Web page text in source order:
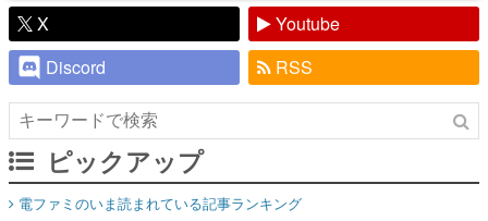
X
Youtube
Discord
RSS
ピックアップ
電ファミのいま読まれている記事ランキング